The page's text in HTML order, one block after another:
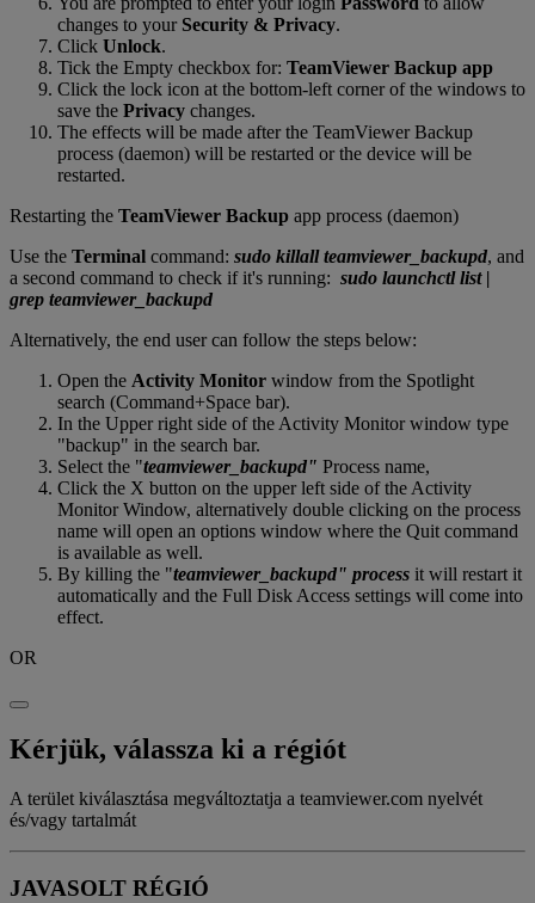
changes to your Security & Privacy.
Click Unlock.
Tick the Empty checkbox for: TeamViewer Backup app
Click the lock icon at the bottom-left corner of the windows to
save the Privacy changes.
The effects will be made after the TeamViewer Backup
process (daemon) will be restarted or the device will be
restarted.
Restarting the TeamViewer Backup app process (daemon)
Use the Terminal command: sudo killall teamviewer_backupd, and
a second command to check if it's running: sudo launchctl list |
grep teamviewer_backupd
Alternatively, the end user can follow the steps below:
Open the Activity Monitor window from the Spotlight
search (Command+Space bar).
In the Upper right side of the Activity Monitor window type
"backup" in the search bar.
Select the "teamviewer_backupd" Process name,
Click the X button on the upper left side of the Activity
Monitor Window, alternatively double clicking on the process
name will open an options window where the Quit command
is available as well.
By killing the "teamviewer_backupd" process it will restart it
automatically and the Full Disk Access settings will come into
effect.
OR
Kérjük, válassza ki a régiót
A terület kiválasztása megváltoztatja a teamviewer.com nyelvét
és/vagy tartalmát
JAVASOLT RÉGIÓ